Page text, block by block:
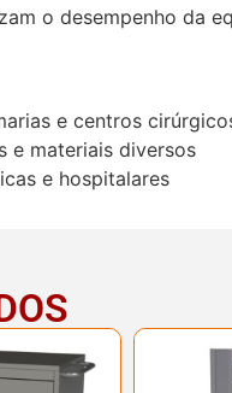
o desempenho da
e centros
e materiais diversos
e hospitalares